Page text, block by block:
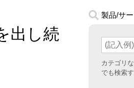
出し続
製品/サ
カテゴリ
でも検索